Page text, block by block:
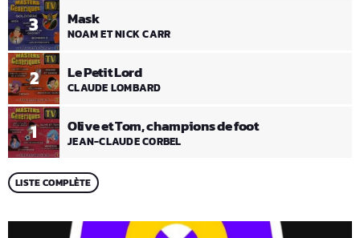
1 Olive et Tom, champions de foot
JEAN-CLAUDE CORBEL
2 Le Petit Lord
CLAUDE LOMBARD
3 Mask
NOAM ET NICK CARR
LISTE COMPLÈTE